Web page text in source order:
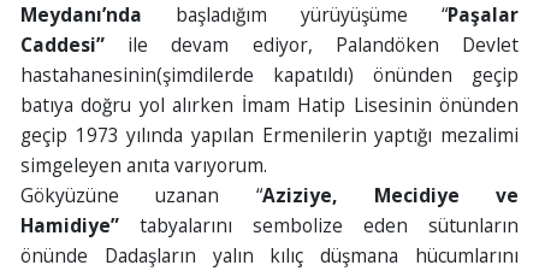
Meydanı’nda başladığım yürüyüşüme “Paşalar
Caddesi”ile devam ediyor, Palandöken Devlet
hastahanesinin(şimdilerde kapatıldı) önünden geçip
batıya doğru yol alırken İmam Hatip Lisesinin önünden
geçip 1973 yılında yapılan Ermenilerin yaptığı mezalimi
simgeleyen anıta varıyorum.
Gökyüzüne uzanan “Aziziye, Mecidiye ve
Hamidiye”tabyalarını sembolize eden sütunların
önünde Dadaşların yalın kılıç düşmana hücumlarını